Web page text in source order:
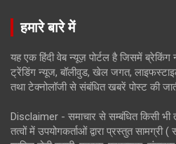
हमारे बारे में
यह एक हिंदी वेब न्यूज़ पोर्टल है जिसमें
ट्रेंडिंग न्यूज, बॉलीवुड, खेल जगत,
तथा टेक्नोलॉजी से संबंधित खबरें पोस्ट की
Disclaimer - समाचार से सम्बंधित किसी
तत्वों में उपयोगकर्ताओं द्वारा प्रस्तुत सामग्री